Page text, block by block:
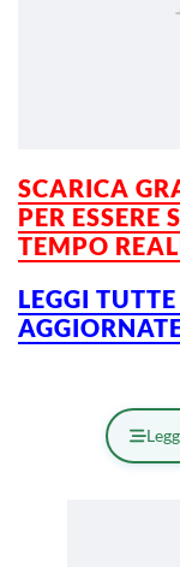
SCARICA
PER ESSERE
TEMPO
LEGGI